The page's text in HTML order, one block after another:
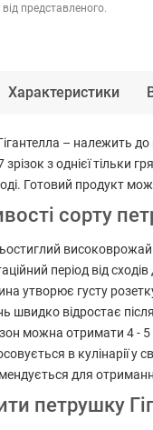
від представленого.
Характеристики
– належить до
зрізок з однієї тільки
Готовий продукт
сорту
період від
утворює густу
швидко відростає після
можна отримати 4 - 5
в кулінарії у
для
петрушку